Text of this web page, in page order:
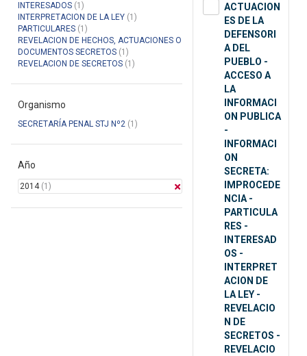
INTERESADOS (1)
INTERPRETACION DE LA LEY (1)
PARTICULARES (1)
REVELACION DE HECHOS, ACTUACIONES O
DOCUMENTOS SECRETOS (1)
REVELACION DE SECRETOS (1)
Organismo
SECRETARÍA PENAL STJ Nº2 (1)
Año
2014(1)
ACTUACION
ES DE LA
DEFENSORI
A DEL
PUEBLO -
ACCESO A
LA
INFORMACI
ON PUBLICA
-
INFORMACI
ON
SECRETA:
IMPROCEDE
NCIA -
PARTICULA
RES -
INTERESAD
OS -
INTERPRET
ACION DE
LA LEY -
REVELACIO
N DE
SECRETOS -
REVELACIO